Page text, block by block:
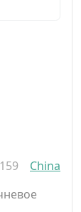
China